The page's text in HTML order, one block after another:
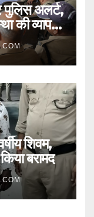
अलर्ट,
की व्यापक
शिवम,
बरामद